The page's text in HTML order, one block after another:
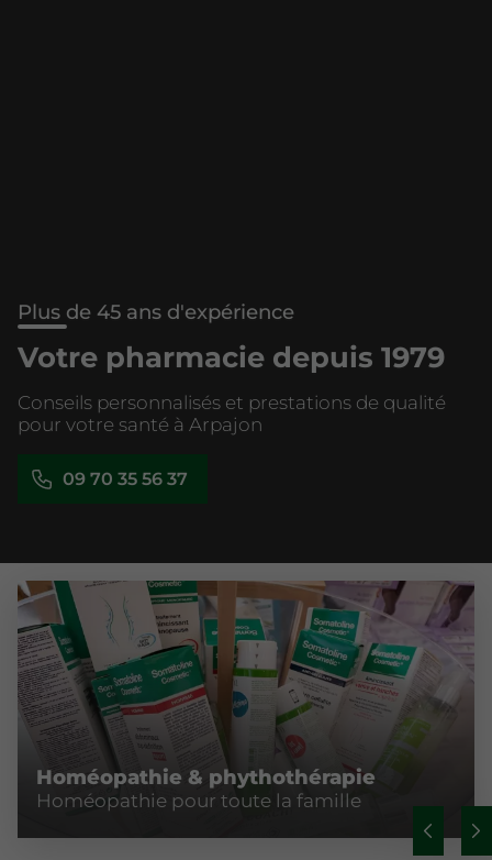
Plus de 45 ans d'expérience
Votre pharmacie depuis 1979
Conseils personnalisés et prestations de qualité
pour votre santé à Arpajon
09 70 35 56 37
Homéopathie & phythothérapie
Homéopathie pour toute la famille